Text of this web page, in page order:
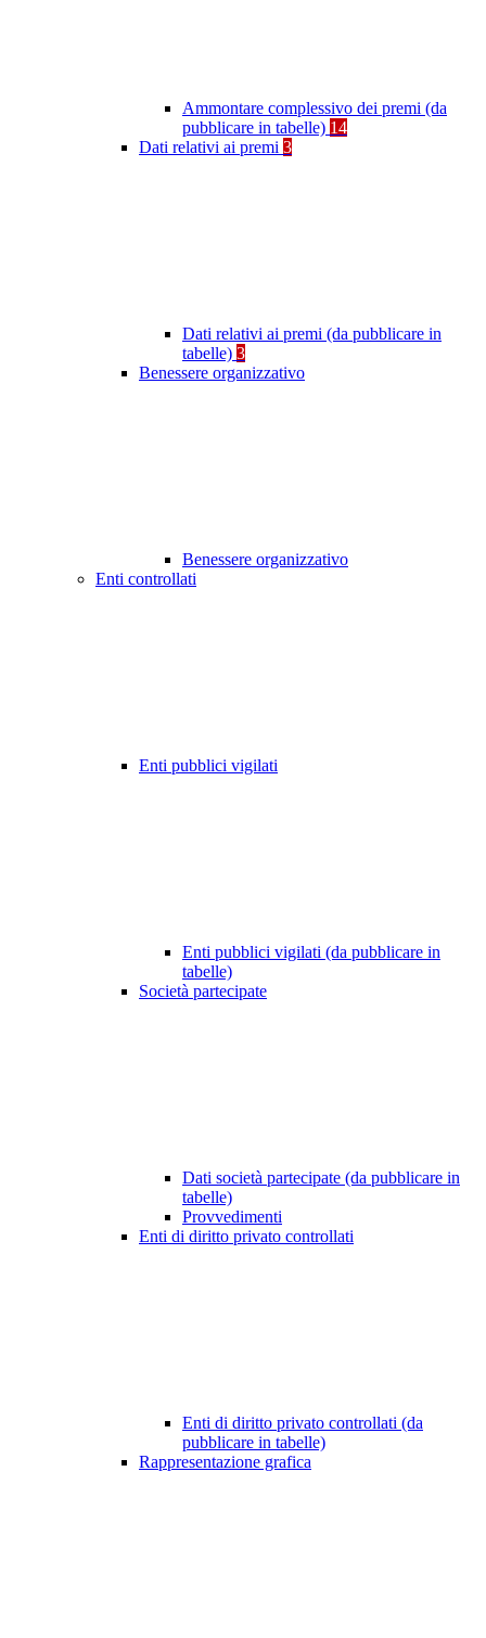
Ammontare complessivo dei premi (da
pubblicare in tabelle) 14
Dati relativi ai premi 3
Dati relativi ai premi (da pubblicare in
tabelle) 3
Benessere organizzativo
Benessere organizzativo
Enti controllati
Enti pubblici vigilati
Enti pubblici vigilati (da pubblicare in
tabelle)
Società partecipate
Dati società partecipate (da pubblicare in
tabelle)
Provvedimenti
Enti di diritto privato controllati
Enti di diritto privato controllati (da
pubblicare in tabelle)
Rappresentazione grafica